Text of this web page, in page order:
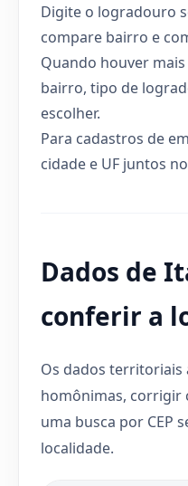
Digite o logradouro
compare bairro e
Quando houver
bairro, tipo de
escolher.
Para cadastros de
cidade e UF juntos
Dados de
conferir a
Os dados territoriais
homônimas, corrigir
uma busca por CEP
localidade.